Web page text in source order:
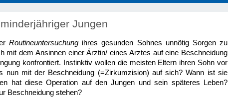
Jungen
Routineuntersuchung ihres gesunden Sohnes unnötig Sorgen zu
mit dem Ansinnen einer Ärztin/ eines Arztes auf eine Beschneidung
konfrontiert. Instinktiv wollen die meisten Eltern ihren Sohn vor
nun mit der Beschneidung (=Zirkumzision) auf sich? Wann ist sie
hat diese Operation auf den Jungen und sein späteres Leben?
Beschneidung stehen?